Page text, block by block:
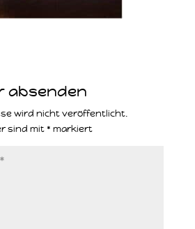
absenden
wird nicht veröffentlicht.
sind mit * markiert